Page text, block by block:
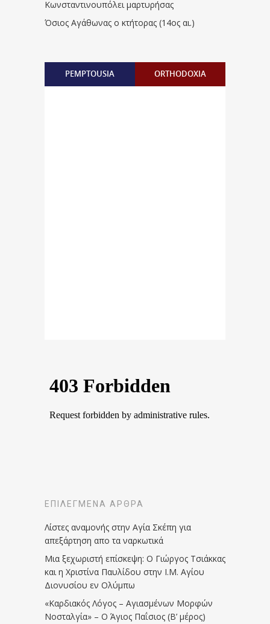
Κωνσταντινουπόλει μαρτυρήσας
Όσιος Αγάθωνας ο κτήτορας (14ος αι.)
PEMPTOUSIA ORTHODOXIA
ΕΠΙΛΕΓΜΈΝΑ ΆΡΘΡΑ
Λίστες αναμονής στην Αγία Σκέπη για
απεξάρτηση απο τα ναρκωτικά
Μια ξεχωριστή επίσκεψη: Ο Γιώργος Τσιάκκας
και η Χριστίνα Παυλίδου στην Ι.Μ. Αγίου
Διονυσίου εν Ολύμπω
«Καρδιακός Λόγος – Αγιασμένων Μορφών
Νοσταλγία» – Ο Άγιος Παΐσιος (Β’ μέρος)